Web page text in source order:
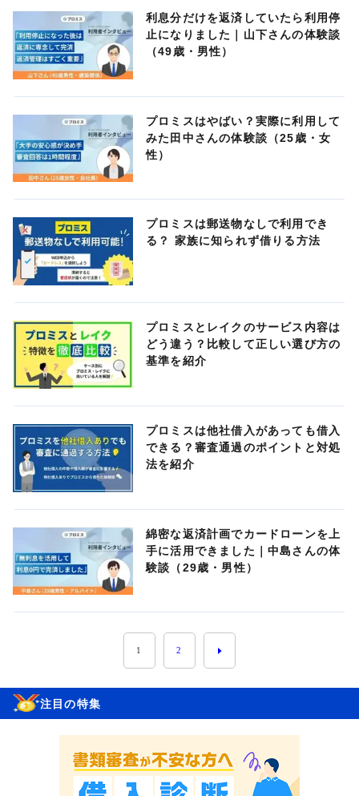
利息分だけを返済していたら利用停
止になりました｜山下さんの体験談
（49歳・男性）
プロミスはやばい？実際に利用して
みた田中さんの体験談（25歳・女
性）
プロミスは郵送物なしで利用でき
る？ 家族に知られず借りる方法
プロミスとレイクのサービス内容は
どう違う？比較して正しい選び方の
基準を紹介
プロミスは他社借入があっても借入
できる？審査通過のポイントと対処
法を紹介
綿密な返済計画でカードローンを上
手に活用できました｜中島さんの体
験談（29歳・男性）
1 2
注目の特集